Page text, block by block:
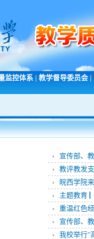
监控体系 教学督导委员会
宣传部、
教评教发
皖西学院
主题教育
重温红色
宣传部、
我校举行“